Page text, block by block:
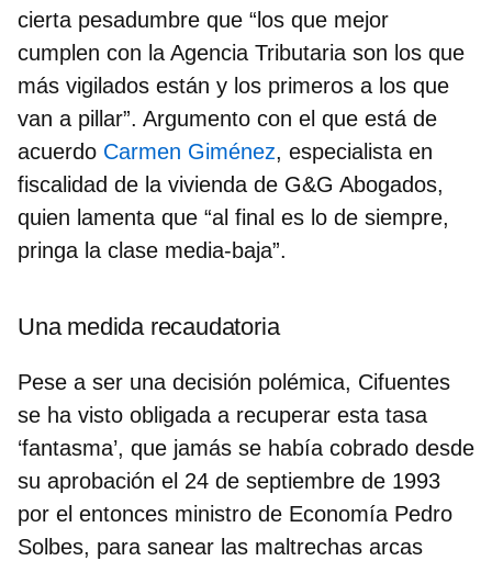
cierta pesadumbre que “los que mejor
cumplen con la Agencia Tributaria son los que
más vigilados están y los primeros a los que
van a pillar”. Argumento con el que está de
acuerdo Carmen Giménez, especialista en
fiscalidad de la vivienda de G&G Abogados,
quien lamenta que “al final es lo de siempre,
pringa la clase media-baja”.
Una medida recaudatoria
Pese a ser una decisión polémica, Cifuentes
se ha visto obligada a recuperar esta tasa
‘fantasma’, que jamás se había cobrado desde
su aprobación el 24 de septiembre de 1993
por el entonces ministro de Economía Pedro
Solbes, para sanear las maltrechas arcas